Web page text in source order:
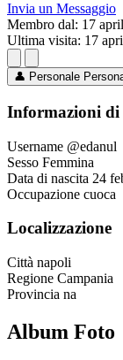
Invia un Messaggio
Membro dal: 17
Ultima visita: 17
👤 Personale
Informazioni di
Username @edanul
Sesso Femmina
Data di nascita 24
Occupazione cuoca
Localizzazione
Città napoli
Regione Campania
Provincia na
Album Foto